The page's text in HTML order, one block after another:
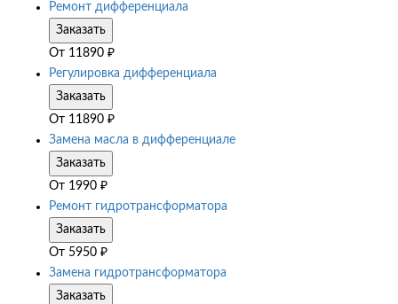
Ремонт дифференциала
Заказать
От 11890 ₽
Регулировка дифференциала
Заказать
От 11890 ₽
Замена масла в дифференциале
Заказать
От 1990 ₽
Ремонт гидротрансформатора
Заказать
От 5950 ₽
Замена гидротрансформатора
Заказать